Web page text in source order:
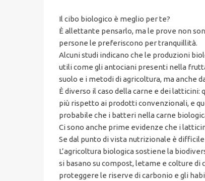
Il cibo biologico è meglio per te?
È allettante pensarlo, ma le prove non
persone le preferiscono per tranquillità.
Alcuni studi indicano che le produzioni
utili come gli antociani presenti nella
suolo e i metodi di agricoltura, ma anche
È diverso il caso della carne e dei
più rispetto ai prodotti convenzionali, e
probabile che i batteri nella carne
Ci sono anche prime evidenze che i
Se dal punto di vista nutrizionale è
L’agricoltura biologica sostiene la
si basano su compost, letame e colture
proteggere le riserve di carbonio e gli